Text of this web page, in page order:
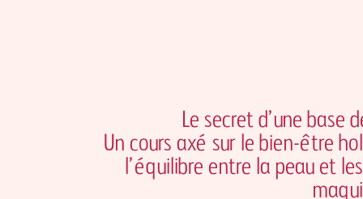
Le secret d’une base
Un cours axé sur le bien-être
l’équilibre entre la peau et